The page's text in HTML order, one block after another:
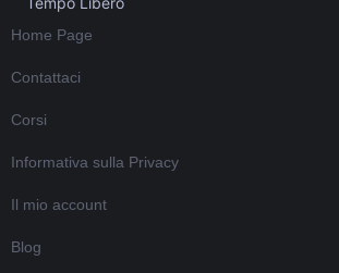
Home Page
Contattaci
Corsi
Informativa sulla Privacy
Il mio account
Blog